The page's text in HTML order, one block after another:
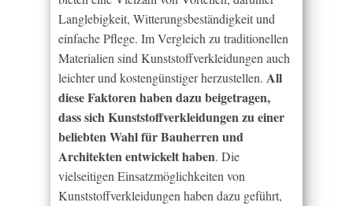
Langlebigkeit, Witterungsbeständigkeit und
einfache Pflege. Im Vergleich zu traditionellen
Materialien sind Kunststoffverkleidungen auch
leichter und kostengünstiger herzustellen. All
diese Faktoren haben dazu beigetragen,
dass sich Kunststoffverkleidungen zu einer
beliebten Wahl für Bauherren und
Architekten entwickelt haben. Die
vielseitigen Einsatzmöglichkeiten von
Kunststoffverkleidungen haben dazu geführt,